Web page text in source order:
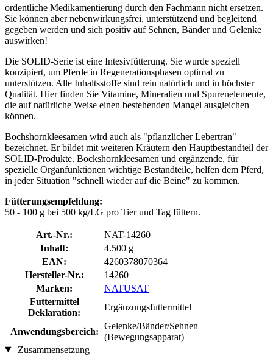
ordentliche Medikamentierung durch den Fachmann nicht ersetzen.
Sie können aber nebenwirkungsfrei, unterstützend und begleitend
gegeben werden und sich positiv auf Sehnen, Bänder und Gelenke
auswirken!
Die SOLID-Serie ist eine Intesivfütterung. Sie wurde speziell
konzipiert, um Pferde in Regenerationsphasen optimal zu
unterstützen. Alle Inhaltsstoffe sind rein natürlich und in höchster
Qualität. Hier finden Sie Vitamine, Mineralien und Spurenelemente,
die auf natürliche Weise einen bestehenden Mangel ausgleichen
können.
Bochshornkleesamen wird auch als "pflanzlicher Lebertran"
bezeichnet. Er bildet mit weiteren Kräutern den Hauptbestandteil der
SOLID-Produkte. Bockshornkleesamen und ergänzende, für
spezielle Organfunktionen wichtige Bestandteile, helfen dem Pferd,
in jeder Situation "schnell wieder auf die Beine" zu kommen.
Fütterungsempfehlung:
50 - 100 g bei 500 kg/LG pro Tier und Tag füttern.
Art.-Nr.:
NAT-14260
Inhalt:
4.500 g
EAN:
4260378070364
Hersteller-Nr.:
14260
Marken:
NATUSAT
Futtermittel
Deklaration:
Ergänzungsfuttermittel
Anwendungsbereich:
Gelenke/Bänder/Sehnen
(Bewegungsapparat)
Zusammensetzung